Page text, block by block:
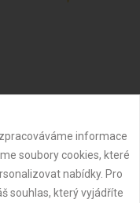
05:00:12
informace
soubory cookies, které
nabídky. Pro
souhlas, který vyjádříte